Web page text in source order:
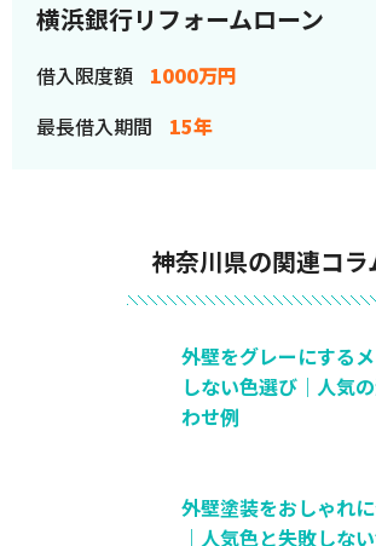
横浜銀行リフォームローン
借入限度額
1000万円
最長借入期間
15年
神奈川県の関連コラ
外壁をグレーにする
しない色選び｜人気
わせ例
外壁塗装をおしゃれ
｜人気色と失敗しな